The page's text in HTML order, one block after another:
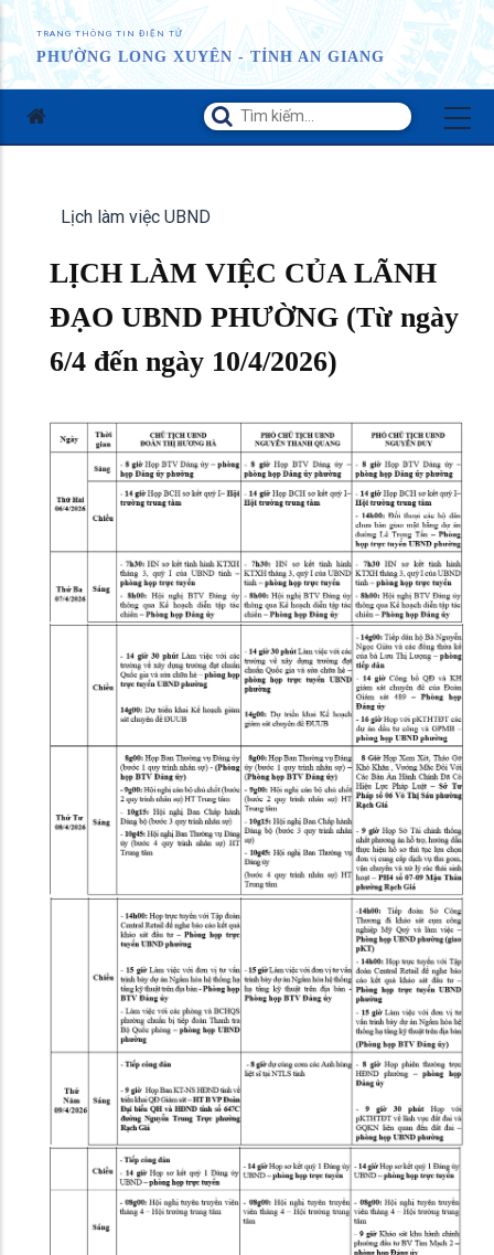
TRANG THÔNG TIN ĐIỆN TỬ
PHƯỜNG LONG XUYÊN - TỈNH AN GIANG
Lịch làm việc UBND
LỊCH LÀM VIỆC CỦA LÃNH
ĐẠO UBND PHƯỜNG (Từ ngày
6/4 đến ngày 10/4/2026)